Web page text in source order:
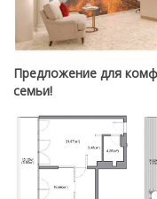
Предложение для
семьи!